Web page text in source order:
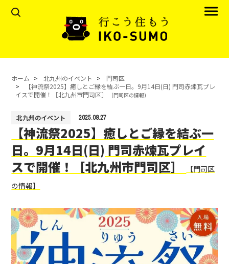
ホーム 北九州のイベント
門司区
【神流祭2025】癒しとご縁を結ぶ一日。9月14日(日) 門司赤煉瓦プレ
イスで開催！［北九州市門司区］
(門司区の情報)
北九州のイベント 2025.08.27
【神流祭2025】癒しとご縁を結ぶ一
日。9月14日(日) 門司赤煉瓦プレイ
スで開催！［北九州市門司区］
【門司区
の情報】